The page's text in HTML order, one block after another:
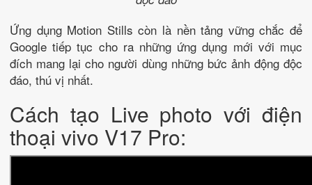
Ứng dụng Motion Stills còn là nền tảng vững chắc để
Google tiếp tục cho ra những ứng dụng mới với mục
đích mang lại cho người dùng những bức ảnh động độc
đáo, thú vị nhất.
Cách tạo Live photo với điện
thoại vivo V17 Pro: